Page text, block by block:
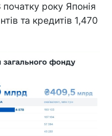
року Японія
та кредитів 1,470